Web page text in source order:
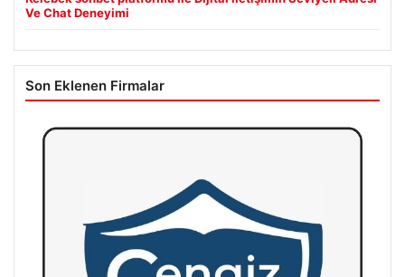
Ve Chat Deneyimi
Son Eklenen Firmalar